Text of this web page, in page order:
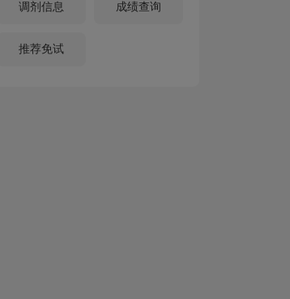
调剂信息 成绩查询
推荐免试